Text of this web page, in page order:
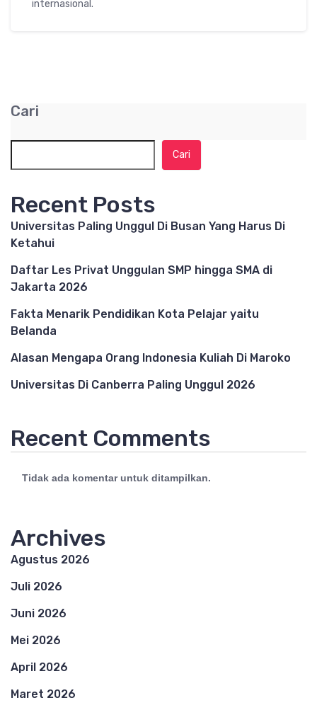
internasional.
Cari
Cari
Recent Posts
Universitas Paling Unggul Di Busan Yang Harus Di
Ketahui
Daftar Les Privat Unggulan SMP hingga SMA di
Jakarta 2026
Fakta Menarik Pendidikan Kota Pelajar yaitu
Belanda
Alasan Mengapa Orang Indonesia Kuliah Di Maroko
Universitas Di Canberra Paling Unggul 2026
Recent Comments
Tidak ada komentar untuk ditampilkan.
Archives
Agustus 2026
Juli 2026
Juni 2026
Mei 2026
April 2026
Maret 2026